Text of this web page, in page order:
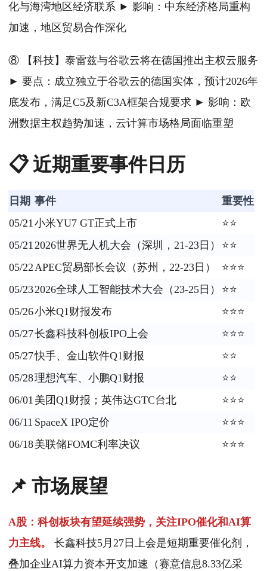
化与海湾地区经济联系 ► 影响：中东经济格局重构
加速，地区贸易合作深化
⑧ 【科技】泰雷兹与谷歌云将在德国推出主权云服务
► 要点：成立独立于谷歌云的德国实体，预计2026年
底发布，满足C5及新C3A框架合规要求 ► 影响：欧
洲数据主权趋势加速，云计算市场格局面临重塑
📋 近期重要事件日历
日期 事件
重要性
05/21小米YU7 GT正式上市
⭐⭐
05/212026世界无人机大会（深圳，21-23日）
⭐⭐
05/22APEC贸易部长会议（苏州，22-23日）
⭐⭐⭐
05/232026全球人工智能技术大会（23-25日）
⭐⭐
05/26小米Q1财报发布
⭐⭐⭐
05/27长鑫科技科创板IPO上会
⭐⭐⭐
05/27快手、金山软件Q1财报
⭐⭐
05/28理想汽车、小鹏Q1财报
⭐⭐
06/01 美团Q1财报；英伟达GTC台北
⭐⭐⭐
06/11 SpaceX IPO定价
⭐⭐⭐
06/18美联储FOMC利率决议 ⭐⭐⭐
📌 市场展望
A股：科创板块有望延续强势，关注IPO催化和AI算
力主线。
长鑫科技5月27日上会是短期重要催化剂，
叠加企业AI算力资本开支加速（赛意信息8.33亿采